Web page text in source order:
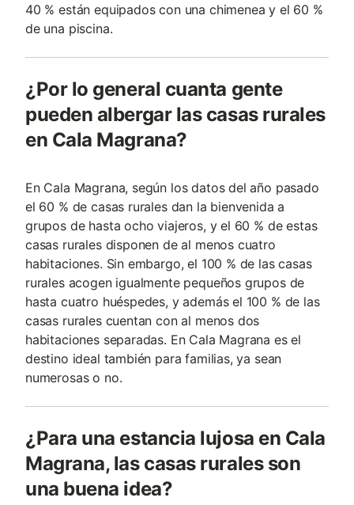
40 % están equipados con una chimenea y el 60 %
de una piscina.
¿Por lo general cuanta gente
pueden albergar las casas rurales
en Cala Magrana?
En Cala Magrana, según los datos del año pasado
el 60 % de casas rurales dan la bienvenida a
grupos de hasta ocho viajeros, y el 60 % de estas
casas rurales disponen de al menos cuatro
habitaciones. Sin embargo, el 100 % de las casas
rurales acogen igualmente pequeños grupos de
hasta cuatro huéspedes, y además el 100 % de las
casas rurales cuentan con al menos dos
habitaciones separadas. En Cala Magrana es el
destino ideal también para familias, ya sean
numerosas o no.
¿Para una estancia lujosa en Cala
Magrana, las casas rurales son
una buena idea?